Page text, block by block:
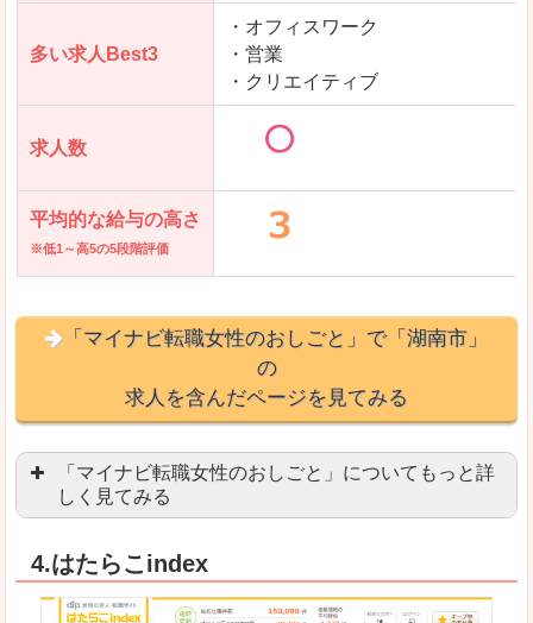
多い求人Best3
・オフィスワーク
・営業
・クリエイティブ
求人数
平均的な給与の高さ
※低1～高5の5段階評価
「マイナビ転職女性のおしごと」で「湖南市」
の
求人を含んだページを見てみる
「マイナビ転職女性のおしごと」についてもっと詳
しく見てみる
良いところ
「自分のペースで働きたい」「キャリアアップ」
4.はたらこindex